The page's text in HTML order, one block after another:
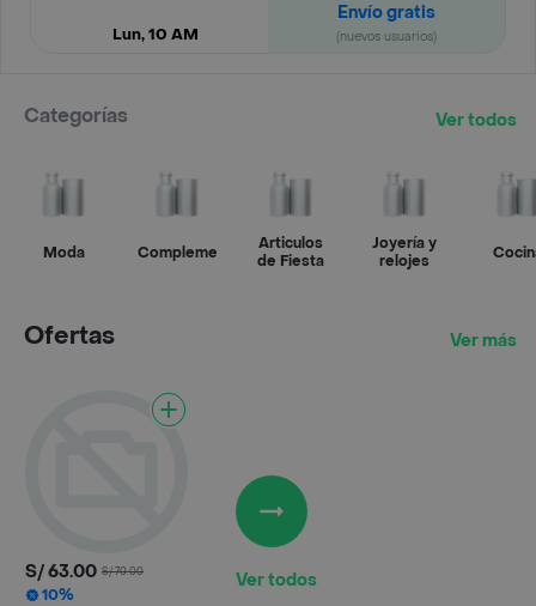
Lun, 10 AM
Envío gratis
(nuevos usuarios)
Categorías Ver todos
Moda Complementos
Articulos
de Fiesta
Joyería y
relojes
Ofertas Ver más
S/ 63.00 S/ 70.00
10%
Ver todos